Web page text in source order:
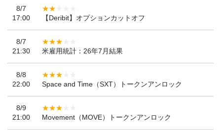
8/7
17:00
【Deribit】オプションカットオフ
8/7
21:30
米雇用統計：26年7月結果
8/8
22:00
Space and Time（SXT）トークンアンロック
8/9
21:00
Movement（MOVE）トークンアンロック